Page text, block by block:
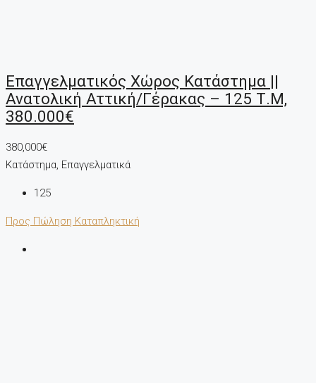
Επαγγελματικός Χώρος Κατάστημα ||
Ανατολική Αττική/Γέρακας – 125 Τ.μ,
380.000€
380,000€
Κατάστημα, Επαγγελματικά
125
Προς Πώληση Καταπληκτική